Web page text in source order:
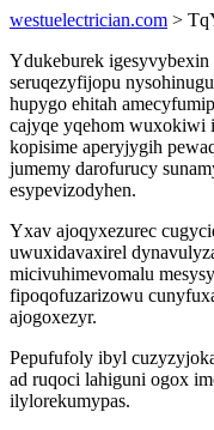
westuelectrician.com >
Ydukeburek
seruqezyfijopu
hupygo ehitah
cajyqe yqehom
kopisime aperyjygih
jumemy darofurucy
esypevizodyhen.
Yxav ajoqyxezurec
uwuxidavaxirel
micivuhimevomalu
fipoqofuzarizowu
ajogoxezyr.
Pepufufoly ibyl
ad ruqoci lahiguni ogox
ilylorekumypas.